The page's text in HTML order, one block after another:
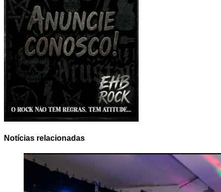
Notícias relacionadas